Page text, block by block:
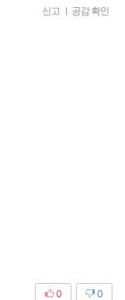
신고 공감 확인
0
0